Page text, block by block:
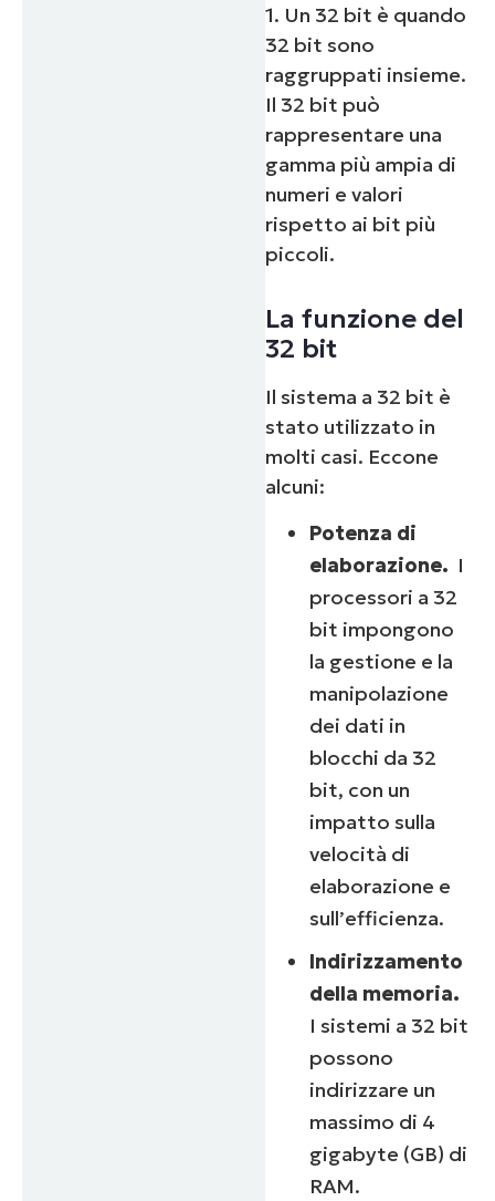
1. Un 32 bit è quando
32 bit sono
raggruppati insieme.
Il 32 bit può
rappresentare una
gamma più ampia di
numeri e valori
rispetto ai bit più
piccoli.
La funzione del
32 bit
Il sistema a 32 bit è
stato utilizzato in
molti casi. Eccone
alcuni:
Potenza di
elaborazione. I
processori a 32
bit impongono
la gestione e la
manipolazione
dei dati in
blocchi da 32
bit, con un
impatto sulla
velocità di
elaborazione e
sull’efficienza.
Indirizzamento
della memoria.
I sistemi a 32 bit
possono
indirizzare un
massimo di 4
gigabyte (GB) di
RAM.